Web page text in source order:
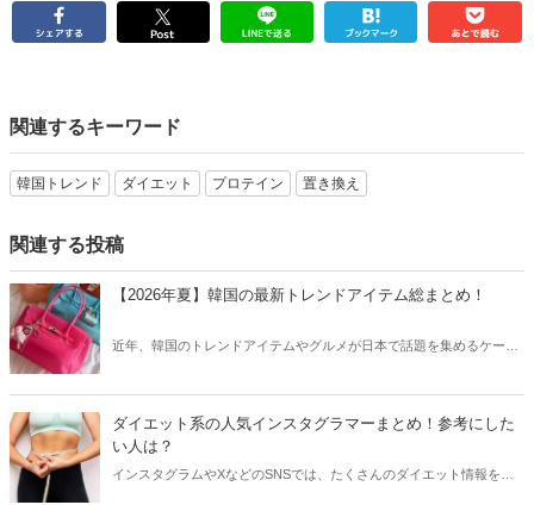
関連するキーワード
韓国トレンド ダイエット プロテイン 置き換え
関連する投稿
【2026年夏】韓国の最新トレンドアイテム総まとめ！
近年、韓国のトレンドアイテムやグルメが日本で話題を集めるケース
とめてチェックしてみましょう。
ダイエット系の人気インスタグラマーまとめ！参考にした
い人は？
インスタグラムやXなどのSNSでは、たくさんのダイエット情報をチ